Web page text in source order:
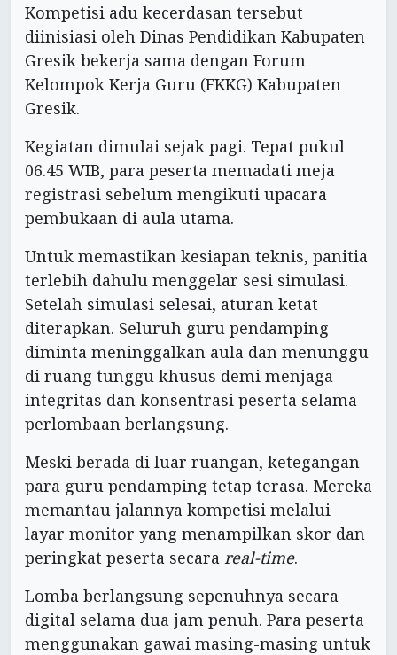
Kompetisi adu kecerdasan tersebut
diinisiasi oleh Dinas Pendidikan Kabupaten
Gresik bekerja sama dengan Forum
Kelompok Kerja Guru (FKKG) Kabupaten
Gresik.
Kegiatan dimulai sejak pagi. Tepat pukul
06.45 WIB, para peserta memadati meja
registrasi sebelum mengikuti upacara
pembukaan di aula utama.
Untuk memastikan kesiapan teknis, panitia
terlebih dahulu menggelar sesi simulasi.
Setelah simulasi selesai, aturan ketat
diterapkan. Seluruh guru pendamping
diminta meninggalkan aula dan menunggu
di ruang tunggu khusus demi menjaga
integritas dan konsentrasi peserta selama
perlombaan berlangsung.
Meski berada di luar ruangan, ketegangan
para guru pendamping tetap terasa. Mereka
memantau jalannya kompetisi melalui
layar monitor yang menampilkan skor dan
peringkat peserta secara real-time.
Lomba berlangsung sepenuhnya secara
digital selama dua jam penuh. Para peserta
menggunakan gawai masing-masing untuk